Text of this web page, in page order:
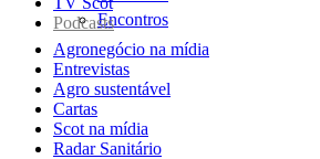
Encontros
Podcasts
Agronegócio na mídia
Entrevistas
Agro sustentável
Cartas
Scot na mídia
Radar Sanitário